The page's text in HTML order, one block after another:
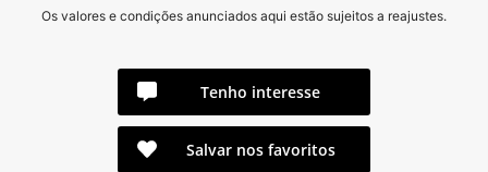
Os valores e condições anunciados aqui estão sujeitos a reajustes.
Tenho interesse
Salvar nos favoritos